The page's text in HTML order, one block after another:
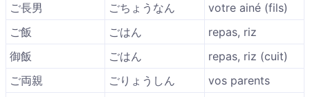
ご長男
ごちょうなん
votre ainé (fils)
ご飯
ごはん
repas, riz
御飯
ごはん
repas, riz (cuit)
ご両親
ごりょうしん
vos parents